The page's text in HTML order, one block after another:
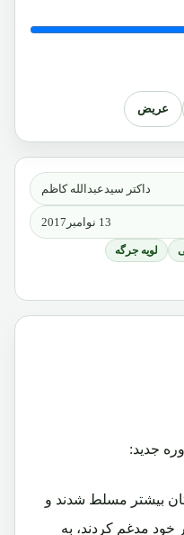
داکتر سیدعبدالله کاظم
13 نوامبر2017
لویه جرگه
جدید:
بیشتر مسلط شدند و
مدغم کردند، به
عریض